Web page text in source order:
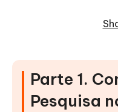
de OCR para PDF
Parte 1.
Pesquisa